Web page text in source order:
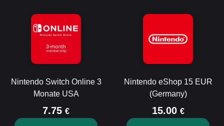
Nintendo Switch Online 3
Monate USA
7.75 €
Nintendo eShop 15 EUR
(Germany)
15.00 €